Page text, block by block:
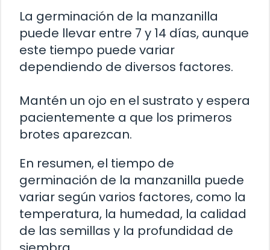
La germinación de la manzanilla
puede llevar entre 7 y 14 días, aunque
este tiempo puede variar
dependiendo de diversos factores.
Mantén un ojo en el sustrato y espera
pacientemente a que los primeros
brotes aparezcan.
En resumen, el tiempo de
germinación de la manzanilla puede
variar según varios factores, como la
temperatura, la humedad, la calidad
de las semillas y la profundidad de